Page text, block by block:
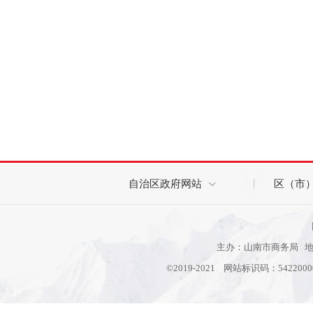
自治区政府网站 区（市
主办：山南市商务局
©2019-2021 网站标识码：